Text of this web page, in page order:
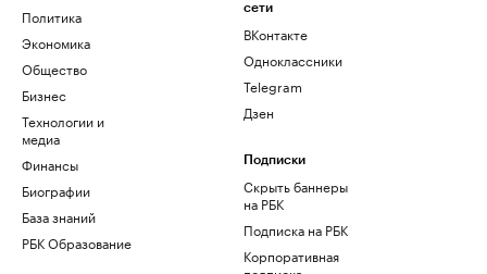
Политика
Экономика
Общество
Бизнес
Технологии и
медиа
Финансы
Биографии
База знаний
РБК Образование
сети
ВКонтакте
Одноклассники
Telegram
Дзен
Подписки
Скрыть баннеры
на РБК
Подписка на РБК
Корпоративная